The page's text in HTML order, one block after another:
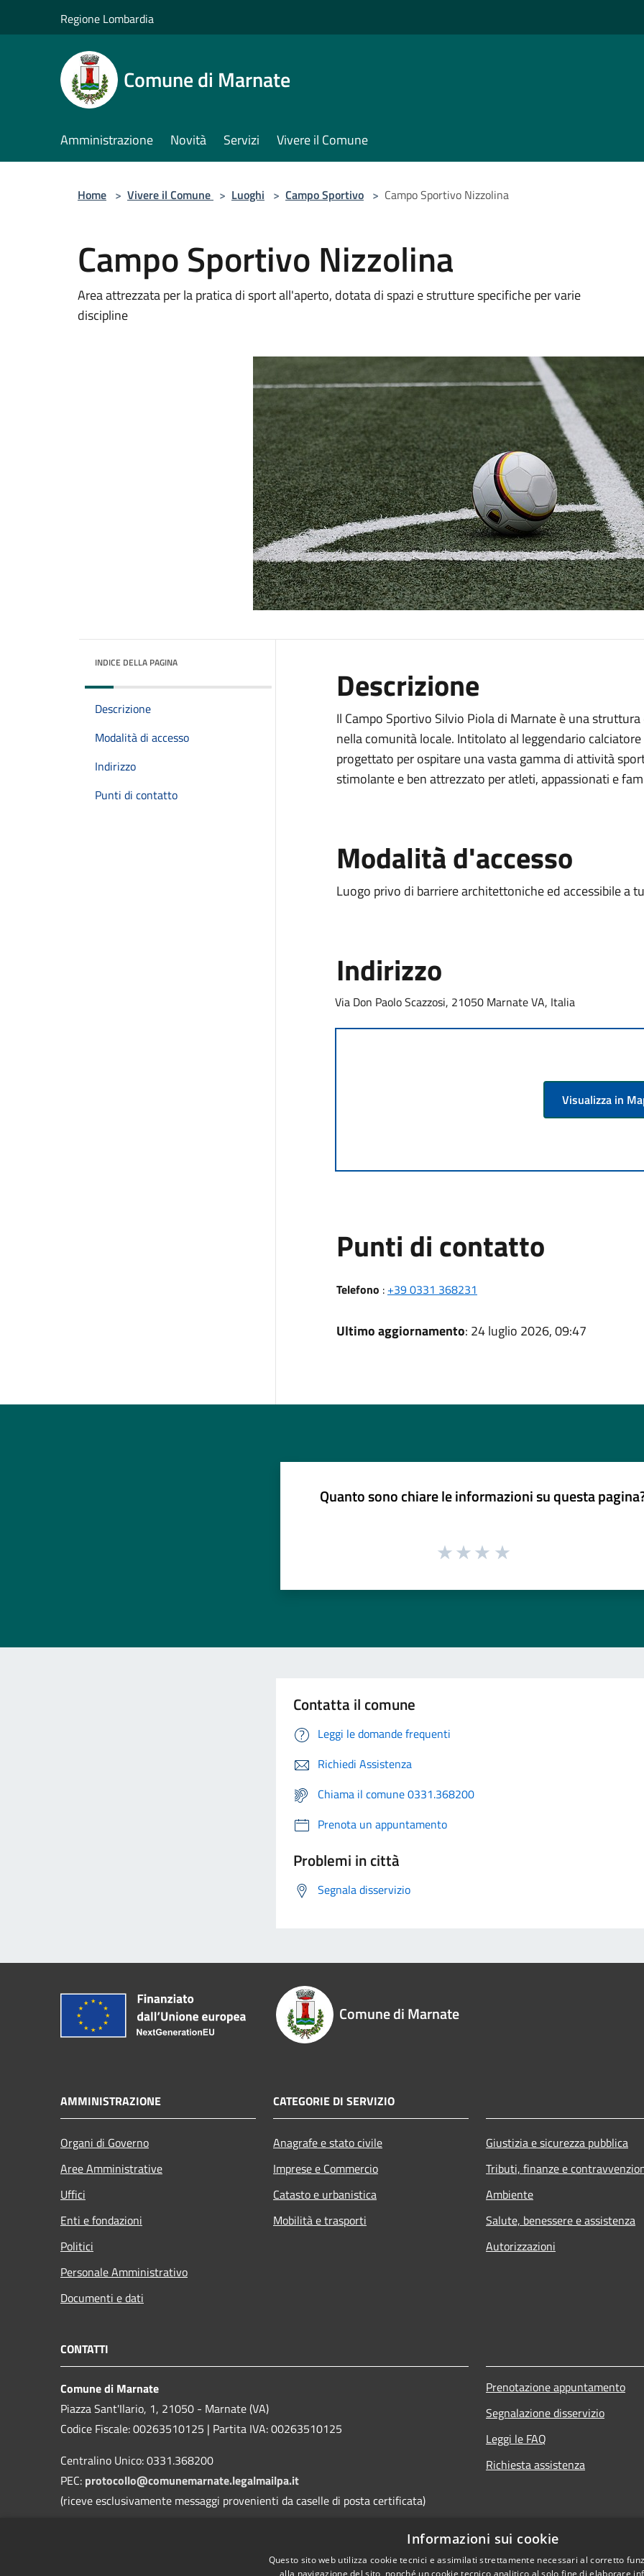
Regione Lombardia
Comune di Marnate
Amministrazione Novità Servizi Vivere il Comune
Home > Vivere il Comune > Luoghi > Campo Sportivo > Campo Sportivo Nizzolina
Campo Sportivo Nizzolina
Area attrezzata per la pratica di sport all'aperto, dotata di spazi e strutture specifiche per varie
discipline
INDICE DELLA PAGINA
Descrizione
Modalità di accesso
Indirizzo
Punti di contatto
Descrizione
Il Campo Sportivo Silvio Piola di Marnate è una
nella comunità locale. Intitolato al leggendario
progettato per ospitare una vasta gamma di attività
stimolante e ben attrezzato per atleti, appassionati e
Modalità d'accesso
Luogo privo di barriere architettoniche ed accessibile a
Indirizzo
Via Don Paolo Scazzosi, 21050 Marnate VA, Italia
Visualizza in
Punti di contatto
Telefono : +39 0331 368231
Ultimo aggiornamento: 24 luglio 2026, 09:47
Quanto sono chiare le informazioni su questa
Contatta il comune
Leggi le domande frequenti
Richiedi Assistenza
Chiama il comune 0331.368200
Prenota un appuntamento
Problemi in città
Segnala disservizio
Comune di Marnate
AMMINISTRAZIONE
Organi di Governo
Aree Amministrative
Uffici
Enti e fondazioni
Politici
Personale Amministrativo
Documenti e dati
CATEGORIE DI SERVIZIO
Anagrafe e stato civile
Imprese e Commercio
Catasto e urbanistica
Mobilità e trasporti
Giustizia e sicurezza pubblica
Tributi, finanze e
Ambiente
Salute, benessere e assistenza
Autorizzazioni
CONTATTI
Comune di Marnate
Piazza Sant'Ilario, 1, 21050 - Marnate (VA)
Codice Fiscale: 00263510125 | Partita IVA: 00263510125
Centralino Unico: 0331.368200
PEC: protocollo@comunemarnate.legalmailpa.it
(riceve esclusivamente messaggi provenienti da caselle di posta certificata)
Prenotazione appuntamento
Segnalazione disservizio
Leggi le FAQ
Richiesta assistenza
Informazioni sui cookie
Questo sito web utilizza cookie tecnici e assimilati strettamente necessari al corretto
alla navigazione del sito, nonché un cookie tecnico analitico al solo fine di elaborare